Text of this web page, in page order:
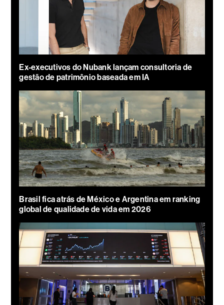
Ex-executivos do Nubank lançam consultoria de
gestão de patrimônio baseada em IA
Brasil fica atrás de México e Argentina em ranking
global de qualidade de vida em 2026